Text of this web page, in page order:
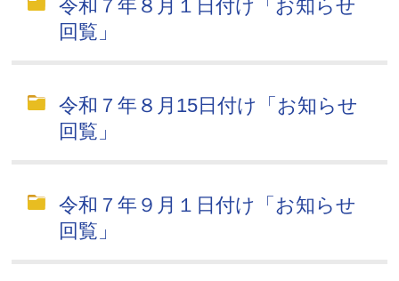
令和７年８月１日付け「お知らせ
回覧」
令和７年８月15日付け「お知らせ
回覧」
令和７年９月１日付け「お知らせ
回覧」